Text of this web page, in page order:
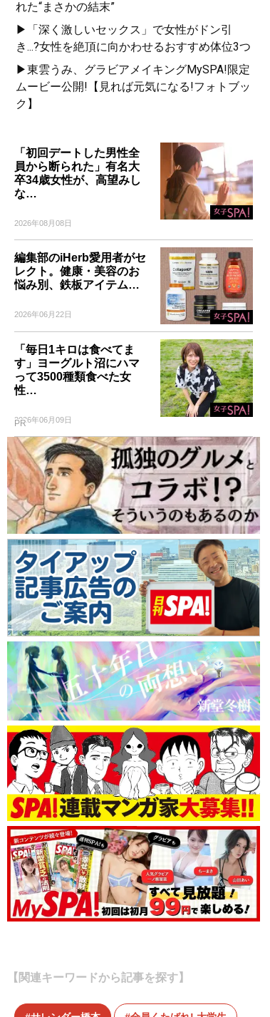
れた“まさかの結末”
▶「深く激しいセックス」で女性がドン引
き...?女性を絶頂に向かわせるおすすめ体位3つ
▶東雲うみ、グラビアメイキングMySPA!限定
ムービー公開!【見れば元気になる!フォトブッ
ク】
「初回デートした男性全
員から断られた」有名大
卒34歳女性が、高望みし
な…
2026年08月08日
編集部のiHerb愛用者がセ
レクト。健康・美容のお
悩み別、鉄板アイテム…
2026年06月22日
「毎日1キロは食べてま
す」ヨーグルト沼にハマ
って3500種類食べた女
性…
2026年06月09日
PR
【関連キーワードから記事を探す】